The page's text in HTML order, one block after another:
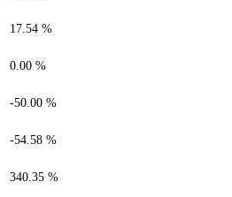
17.54 %
0.00 %
-50.00 %
-54.58 %
340.35 %